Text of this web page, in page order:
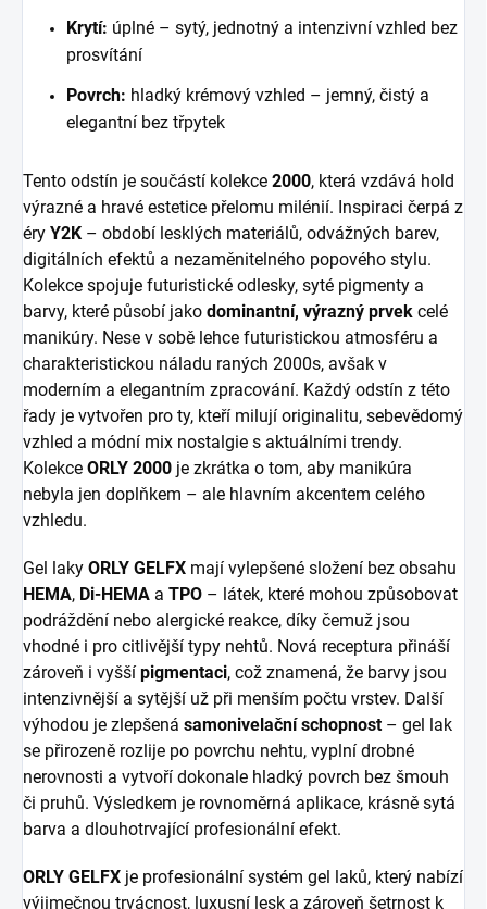
Krytí: úplné – sytý, jednotný a intenzivní vzhled bez
prosvítání
Povrch: hladký krémový vzhled – jemný, čistý a
elegantní bez třpytek
Tento odstín je součástí kolekce 2000, která vzdává hold
výrazné a hravé estetice přelomu milénií. Inspiraci čerpá z
éry Y2K – období lesklých materiálů, odvážných barev,
digitálních efektů a nezaměnitelného popového stylu.
Kolekce spojuje futuristické odlesky, syté pigmenty a
barvy, které působí jako dominantní, výrazný prvek celé
manikúry. Nese v sobě lehce futuristickou atmosféru a
charakteristickou náladu raných 2000s, avšak v
moderním a elegantním zpracování. Každý odstín z této
řady je vytvořen pro ty, kteří milují originalitu, sebevědomý
vzhled a módní mix nostalgie s aktuálními trendy.
Kolekce ORLY 2000 je zkrátka o tom, aby manikúra
nebyla jen doplňkem – ale hlavním akcentem celého
vzhledu.
Gel laky ORLY GELFX mají vylepšené složení bez obsahu
HEMA, Di-HEMA a TPO – látek, které mohou způsobovat
podráždění nebo alergické reakce, díky čemuž jsou
vhodné i pro citlivější typy nehtů. Nová receptura přináší
zároveň i vyšší pigmentaci, což znamená, že barvy jsou
intenzivnější a sytější už při menším počtu vrstev. Další
výhodou je zlepšená samonivelační schopnost – gel lak
se přirozeně rozlije po povrchu nehtu, vyplní drobné
nerovnosti a vytvoří dokonale hladký povrch bez šmouh
či pruhů. Výsledkem je rovnoměrná aplikace, krásně sytá
barva a dlouhotrvající profesionální efekt.
ORLY GELFX je profesionální systém gel laků, který nabízí
výjimečnou trvácnost, luxusní lesk a zároveň šetrnost k